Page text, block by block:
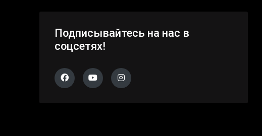
Подписывайтесь на нас в
соцсетях!